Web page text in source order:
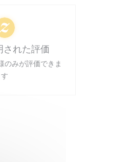
された評価
のみが評価できま
す